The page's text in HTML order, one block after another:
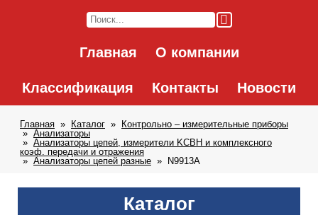
Главная О компании
Классификация Контакты Новости
Главная Каталог
Контрольно – измерительные приборы
Анализаторы
Анализаторы цепей, измерители KCBH и комплексного
коэф. передачи и отражения
Анализаторы цепей разные
N9913A
Каталог